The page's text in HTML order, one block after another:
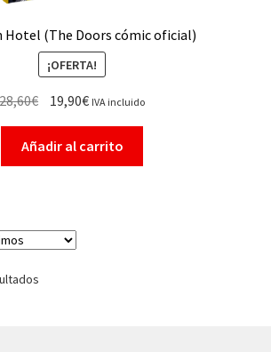
Hotel (The Doors cómic oficial)
¡OFERTA!
28,60€ 19,90€ IVA incluido
Añadir al carrito